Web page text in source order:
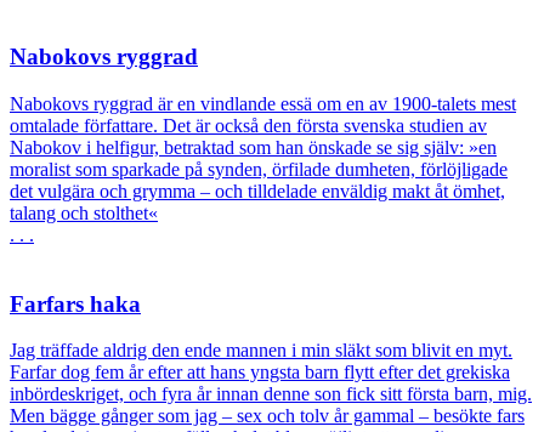
Nabokovs ryggrad
Nabokovs ryggrad är en vindlande essä om en av 1900-talets mest
omtalade författare. Det är också den första svenska studien av
Nabokov i helfigur, betraktad som han önskade se sig själv: »en
moralist som sparkade på synden, örfilade dumheten, förlöjligade
det vulgära och grymma – och tilldelade enväldig makt åt ömhet,
talang och stolthet«
. . .
Farfars haka
Jag träffade aldrig den ende mannen i min släkt som blivit en myt.
Farfar dog fem år efter att hans yngsta barn flytt efter det grekiska
inbördeskriget, och fyra år innan denne son fick sitt första barn, mig.
Men bägge gånger som jag – sex och tolv år gammal – besökte fars